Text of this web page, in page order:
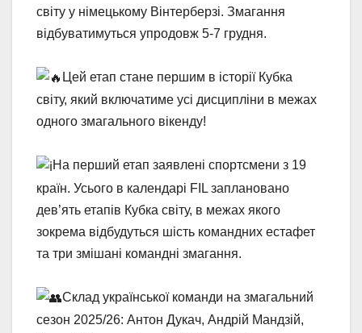
світу у німецькому Вінтерберзі. Змагання
відбуватимуться упродовж 5-7 грудня.
Цей етап стане першим в історії Кубка
світу, який включатиме усі дисципліни в межах
одного змагального вікенду!
На перший етап заявлені спортсмени з 19
країн. Усього в календарі FIL заплановано
дев’ять етапів Кубка світу, в межах якого
зокрема відбудуться шість командних естафет
та три змішані командні змагання.
Склад української команди на змагальний
сезон 2025/26: Антон Дукач, Андрій Мандзій,